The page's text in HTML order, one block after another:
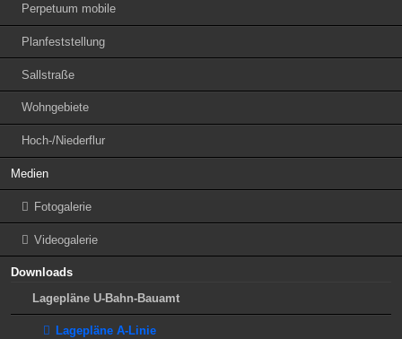
Perpetuum mobile
Planfeststellung
Sallstraße
Wohngebiete
Hoch-/Niederflur
Medien
Fotogalerie
Videogalerie
Downloads
Lagepläne U-Bahn-Bauamt
Lagepläne A-Linie